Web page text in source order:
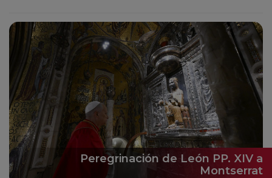
Peregrinación de León PP. XIV a
Montserrat